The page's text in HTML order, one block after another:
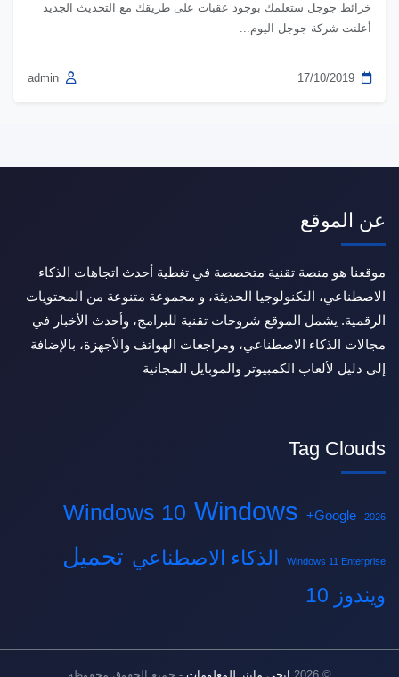
خرائط جوجل ستعلمك بوجود عقبات على طريقك مع التحديث الجديد
أعلنت شركة جوجل اليوم...
عن الموقع
موقعنا هو منصة تقنية متخصصة في تغطية أحدث اتجاهات الذكاء
الاصطناعي، التكنولوجيا الحديثة، و مجموعة متنوعة من المحتويات
الرقمية. يشمل الموقع شروحات تقنية للبرامج، وأحدث الأخبار في
مجالات الذكاء الاصطناعي، ومراجعات الهواتف والأجهزة، بالإضافة
إلى دليل لألعاب الكمبيوتر والموبايل المجانية
Tag Clouds
2026
Google+
Windows
Windows 10
Windows 11 Enterprise الذكاء الاصطناعي تحميل
ويندوز 10